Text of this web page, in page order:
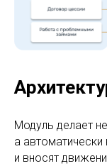
Модуль делает
а
и вносят